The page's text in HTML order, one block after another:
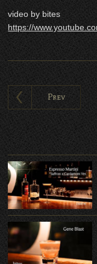
video by bites
https://
Prev